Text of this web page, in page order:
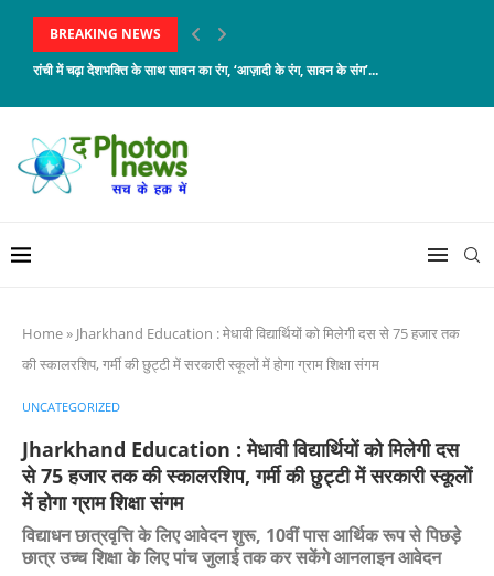
BREAKING NEWS
रांची में चढ़ा देशभक्ति के साथ सावन का रंग, ‘आज़ादी के रंग, सावन के संग’...
Home» Jharkhand Education : मेधावी विद्यार्थियों को मिलेगी दस से 75 हजार तक
की स्कालरशिप, गर्मी की छुट्टी में सरकारी स्कूलों में होगा ग्राम शिक्षा संगम
UNCATEGORIZED
Jharkhand Education : मेधावी विद्यार्थियों को मिलेगी दस
से 75 हजार तक की स्कालरशिप, गर्मी की छुट्टी में सरकारी स्कूलों
में होगा ग्राम शिक्षा संगम
विद्याधन छात्रवृत्ति के लिए आवेदन शुरू, 10वीं पास आर्थिक रूप से पिछड़े
छात्र उच्च शिक्षा के लिए पांच जुलाई तक कर सकेंगे आनलाइन आवेदन